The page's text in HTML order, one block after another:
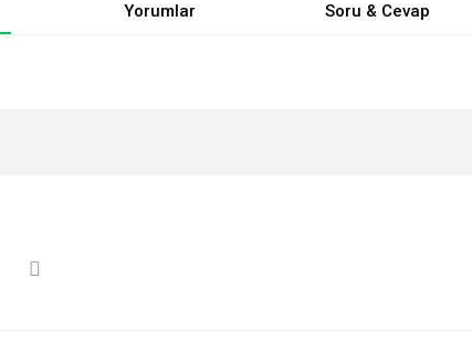
Yorumlar Soru & Cevap
bulunuyor.